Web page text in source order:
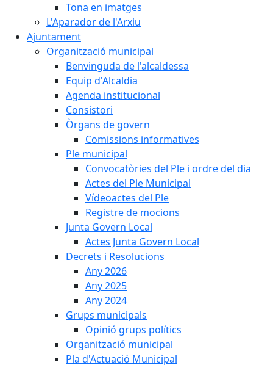
Tona en imatges
L'Aparador de l'Arxiu
Ajuntament
Organització municipal
Benvinguda de l'alcaldessa
Equip d'Alcaldia
Agenda institucional
Consistori
Òrgans de govern
Comissions informatives
Ple municipal
Convocatòries del Ple i ordre del dia
Actes del Ple Municipal
Vídeoactes del Ple
Registre de mocions
Junta Govern Local
Actes Junta Govern Local
Decrets i Resolucions
Any 2026
Any 2025
Any 2024
Grups municipals
Opinió grups polítics
Organització municipal
Pla d'Actuació Municipal